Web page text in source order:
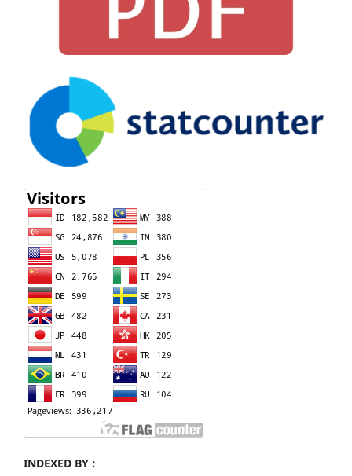
INDEXED BY :